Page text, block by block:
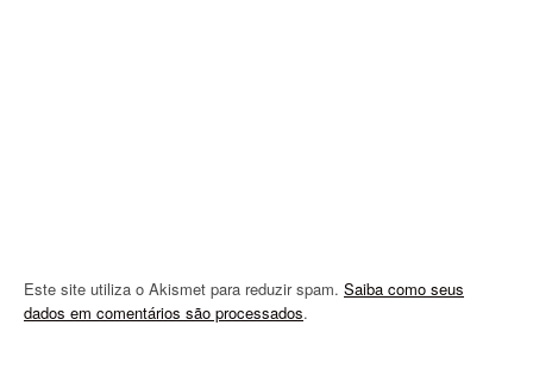
Este site utiliza o Akismet para reduzir spam. Saiba como seus
dados em comentários são processados.